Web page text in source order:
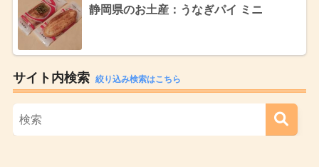
静岡県のお土産：うなぎパイ ミニ
サイト内検索 絞り込み検索はこちら